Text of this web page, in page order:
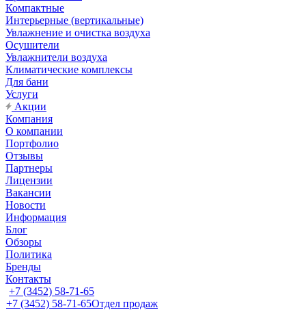
Компактные
Интерьерные (вертикальные)
Увлажнение и очистка воздуха
Осушители
Увлажнители воздуха
Климатические комплексы
Для бани
Услуги
Акции
Компания
О компании
Портфолио
Отзывы
Партнеры
Лицензии
Вакансии
Новости
Информация
Блог
Обзоры
Политика
Бренды
Контакты
+7 (3452) 58-71-65
+7 (3452) 58-71-65Отдел продаж